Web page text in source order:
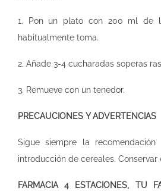
1. Pon un plato con 200 ml de
habitualmente toma.
2. Añade 3-4 cucharadas soperas
3. Remueve con un tenedor.
PRECAUCIONES Y ADVERTENCIAS
Sigue siempre la
introducción de cereales.
FARMACIA 4 ESTACIONES, TU